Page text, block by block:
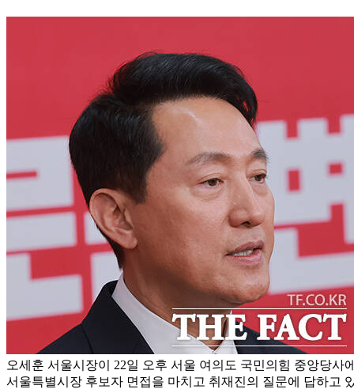
오세훈 서울시장이 22일 오후 서울 여의도 국민의힘 중앙당사
서울특별시장 후보자 면접을 마치고 취재진의 질문에 답하고